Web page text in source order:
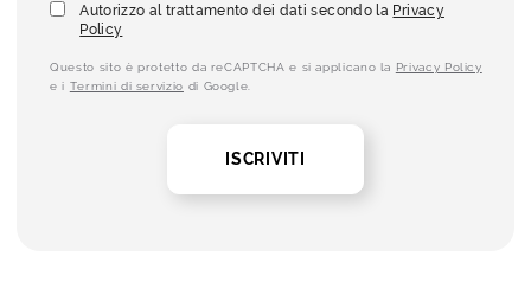
Autorizzo al trattamento dei dati secondo la Privacy
Policy
Questo sito è protetto da reCAPTCHA e si applicano la Privacy Policy
e i Termini di servizio di Google.
ISCRIVITI